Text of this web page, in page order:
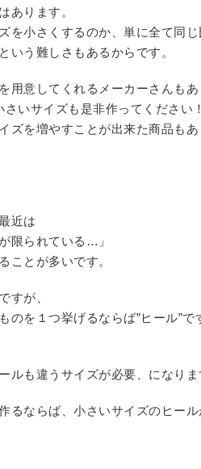
あります。
を小さくするのか、単に全て同
いう難しさもあるからです。
用意してくれるメーカーさんもあ
いサイズも是非作ってください
ズを増やすことが出来た商品もあ
近は
限られている…」
ことが多いです。
すが、
を１つ挙げるならば”ヒール”で
ルも違うサイズが必要、になりま
るならば、小さいサイズのヒール